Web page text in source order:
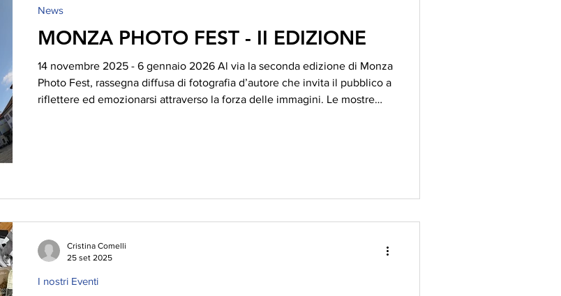
MONZA PHOTO FEST - II EDIZIONE
14 novembre 2025 - 6 gennaio 2026 Al via la seconda edizione di Monza
Photo Fest, rassegna diffusa di fotografia d’autore che invita il pubblico a
riflettere ed emozionarsi attraverso la forza delle immagini. Le mostre
News
I nostri Eventi
Cristina Comelli
25 set 2025